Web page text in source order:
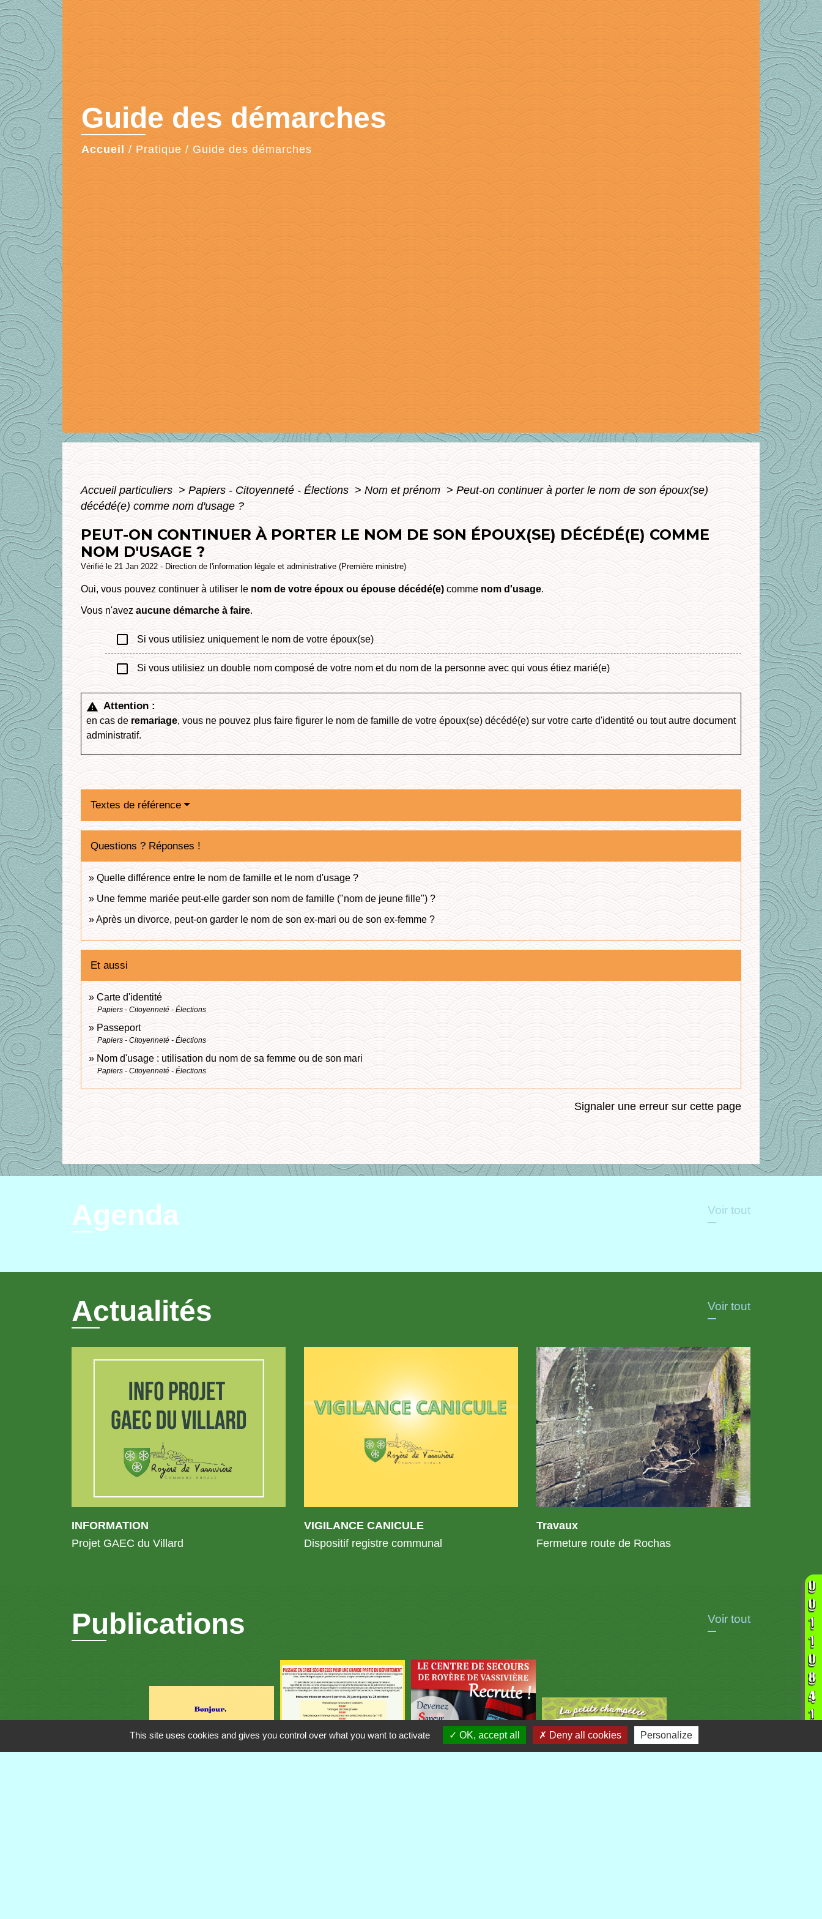
Guide des démarches
Accueil / Pratique / Guide des démarches
Accueil particuliers > Papiers - Citoyenneté - Élections > Nom et prénom > Peut-on continuer à porter le nom de son époux(se)
décédé(e) comme nom d'usage ?
PEUT-ON CONTINUER À PORTER LE NOM DE SON ÉPOUX(SE) DÉCÉDÉ(E) COMME
NOM D'USAGE ?
Vérifié le 21 Jan 2022 - Direction de l'information légale et administrative (Première ministre)
Oui, vous pouvez continuer à utiliser le nom de votre époux ou épouse décédé(e) comme nom d'usage.
Vous n'avez aucune démarche à faire.
check_box_outline_blank Si vous utilisiez uniquement le nom de votre époux(se)
check_box_outline_blank Si vous utilisiez un double nom composé de votre nom et du nom de la personne avec qui vous étiez marié(e)
warning Attention :
en cas de remariage, vous ne pouvez plus faire figurer le nom de famille de votre époux(se) décédé(e) sur votre carte d'identité ou tout autre document
administratif.
Textes de référence
Questions ? Réponses !
Quelle différence entre le nom de famille et le nom d'usage ?
Une femme mariée peut-elle garder son nom de famille ("nom de jeune fille") ?
Après un divorce, peut-on garder le nom de son ex-mari ou de son ex-femme ?
Et aussi
Carte d'identité
Papiers - Citoyenneté - Élections
Passeport
Papiers - Citoyenneté - Élections
Nom d'usage : utilisation du nom de sa femme ou de son mari
Papiers - Citoyenneté - Élections
Signaler une erreur sur cette page
Agenda Voir tout
Actualités Voir tout
INFORMATION
Projet GAEC du Villard
VIGILANCE CANICULE
Dispositif registre communal
Travaux
Fermeture route de Rochas
Publications Voir tout
This site uses cookies and gives you control over what you want to activate OK, accept all Deny all cookies Personalize